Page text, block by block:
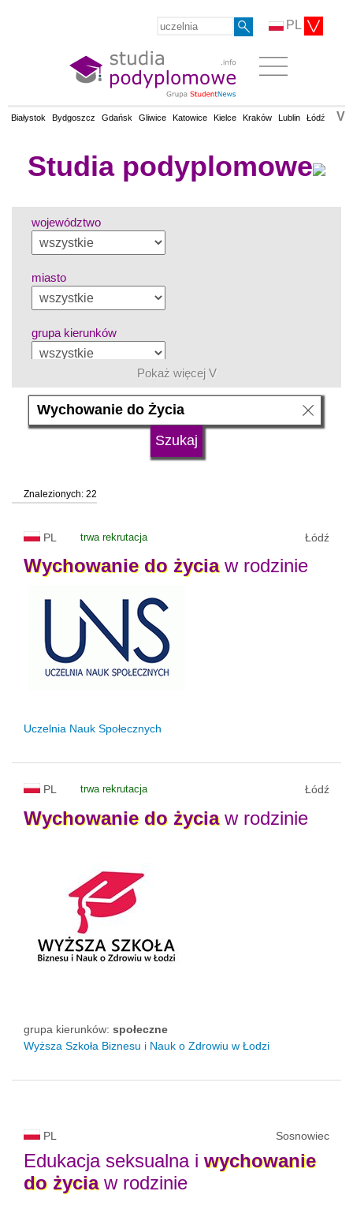
PL
Białystok Bydgoszcz Gdańsk Gliwice Katowice Kielce Kraków Lublin Łódź V
Studia podyplomowe
województwo
miasto
grupa kierunków
język
status uczelni
Pokaż więcej V
Znalezionych: 22
PL trwa rekrutacja Łódź
Wychowanie do życiaw rodzinie
Uczelnia Nauk Społecznych
PL trwa rekrutacja Łódź
Wychowanie do życiaw rodzinie
grupa kierunków: społeczne
Wyższa Szkoła Biznesu i Nauk o Zdrowiu w Łodzi
PL Sosnowiec
Edukacja seksualna i wychowanie
do życiaw rodzinie